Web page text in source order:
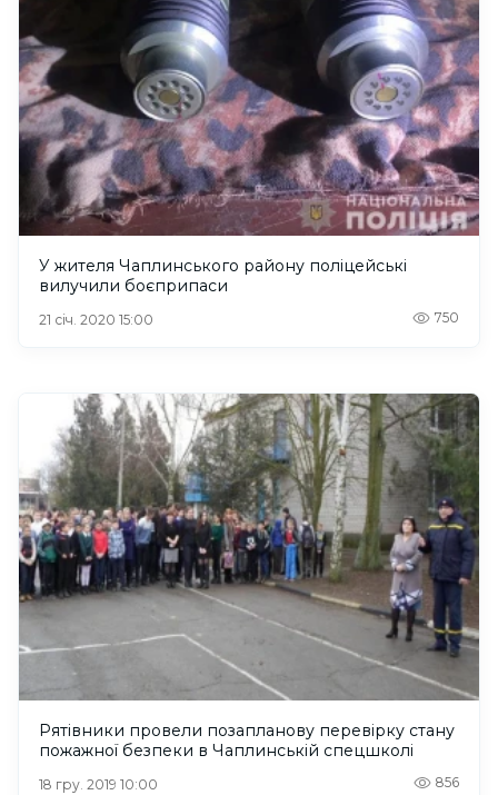
У жителя Чаплинського району поліцейські
вилучили боєприпаси
21 січ. 2020 15:00 750
Рятівники провели позапланову перевірку стану
пожажної безпеки в Чаплинській спецшколі
18 гру. 2019 10:00 856